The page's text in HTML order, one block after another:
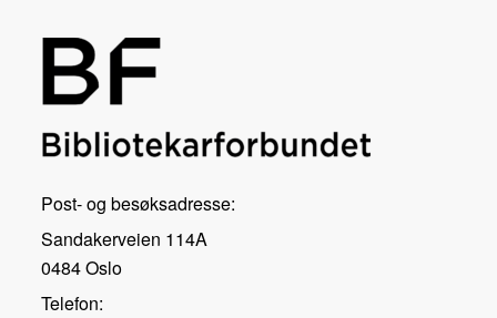
Post- og besøksadresse:
Sandakerveien 114A
0484 Oslo
Telefon: